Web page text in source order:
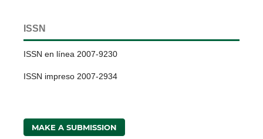
ISSN
ISSN en línea 2007-9230
ISSN impreso 2007-2934
MAKE A SUBMISSION